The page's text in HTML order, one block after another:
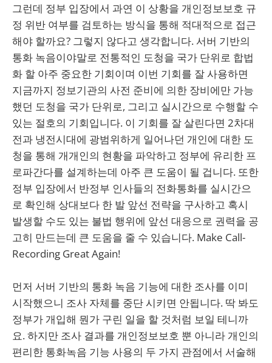
그런데 정부 입장에서 과연 이 상황을 개인정보보호 규
정 위반 여부를 검토하는 방식을 통해 적대적으로 접근
해야 할까요? 그렇지 않다고 생각합니다. 서버 기반의
통화 녹음이야말로 전통적인 도청을 국가 단위로 합법
화 할 아주 중요한 기회이며 이번 기회를 잘 사용하면
지금까지 정보기관의 사전 준비에 의한 장비에만 가능
했던 도청을 국가 단위로, 그리고 실시간으로 수행할 수
있는 절호의 기회입니다. 이 기회를 잘 살린다면 2차대
전과 냉전시대에 광범위하게 일어나던 개인에 대한 도
청을 통해 개개인의 현황을 파악하고 정부에 유리한 프
로파간다를 설계하는데 아주 큰 도움이 될 겁니다. 또한
정부 입장에서 반정부 인사들의 전화통화를 실시간으
로 확인해 상대보다 한 발 앞선 전략을 구사하고 혹시
발생할 수도 있는 불법 행위에 앞선 대응으로 권력을 공
고히 만드는데 큰 도움을 줄 수 있습니다. Make Call-
Recording Great Again!
먼저 서버 기반의 통화 녹음 기능에 대한 조사를 이미
시작했으니 조사 자체를 중단 시키면 안됩니다. 딱 봐도
정부가 개입해 뭔가 구린 일을 할 것처럼 보일 테니까
요. 하지만 조사 결과를 개인정보보호 뿐 아니라 개인의
편리한 통화녹음 기능 사용의 두 가지 관점에서 서술해